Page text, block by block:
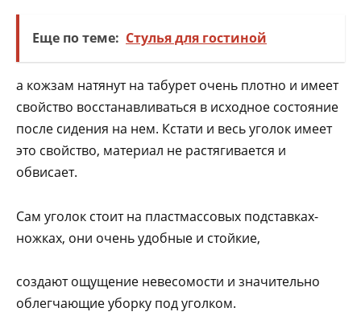
Еще по теме: Стулья для гостиной
а кожзам натянут на табурет очень плотно и имеет
свойство восстанавливаться в исходное состояние
после сидения на нем. Кстати и весь уголок имеет
это свойство, материал не растягивается и
обвисает.
Сам уголок стоит на пластмассовых подставках-
ножках, они очень удобные и стойкие,
создают ощущение невесомости и значительно
облегчающие уборку под уголком.